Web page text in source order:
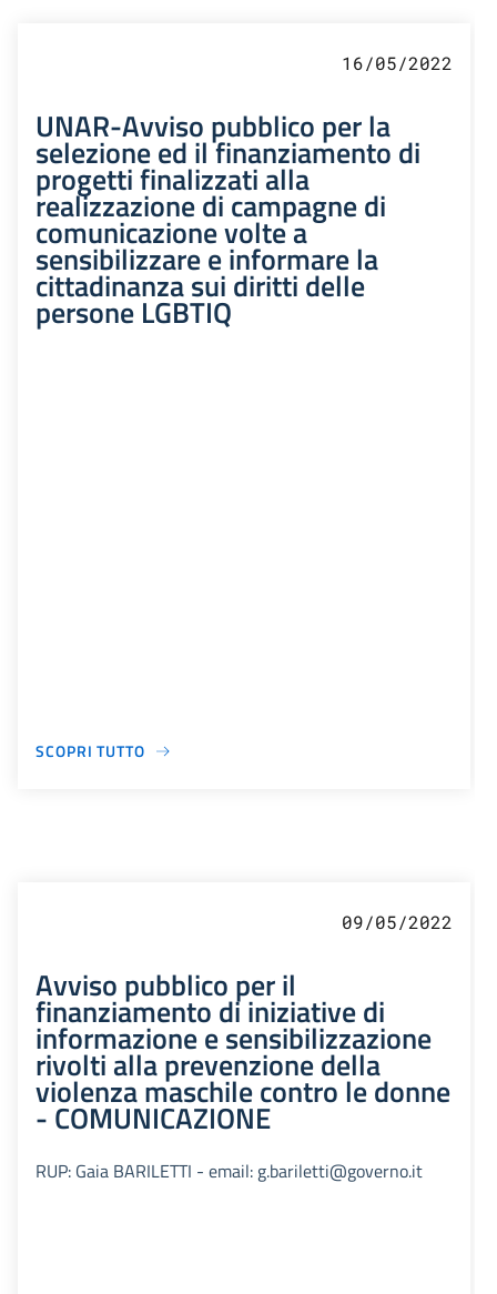
16/05/2022
UNAR-Avviso pubblico per la
selezione ed il finanziamento di
progetti finalizzati alla
realizzazione di campagne di
comunicazione volte a
sensibilizzare e informare la
cittadinanza sui diritti delle
persone LGBTIQ
SCOPRI TUTTO
09/05/2022
Avviso pubblico per il
finanziamento di iniziative di
informazione e sensibilizzazione
rivolti alla prevenzione della
violenza maschile contro le donne
- COMUNICAZIONE
RUP: Gaia BARILETTI - email: g.bariletti@governo.it